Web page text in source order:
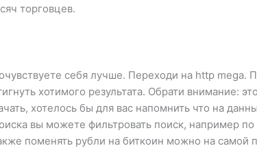
торговцев.
себя лучше. Переходи на http mega.
хотимого результата. Обрати внимание:
хотелось бы для вас напомнить что на
вы можете фильтровать поиск, например по
поменять рубли на биткоин можно на самой